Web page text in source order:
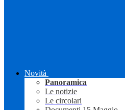
Novità
Panoramica
Le notizie
Le circolari